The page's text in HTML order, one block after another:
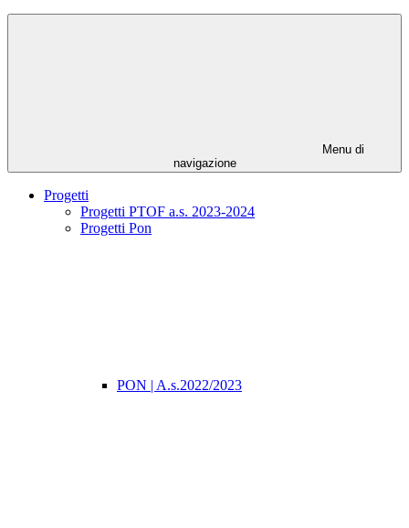
Menu di
navigazione
Progetti
Progetti PTOF a.s. 2023-2024
Progetti Pon
PON | A.s.2022/2023